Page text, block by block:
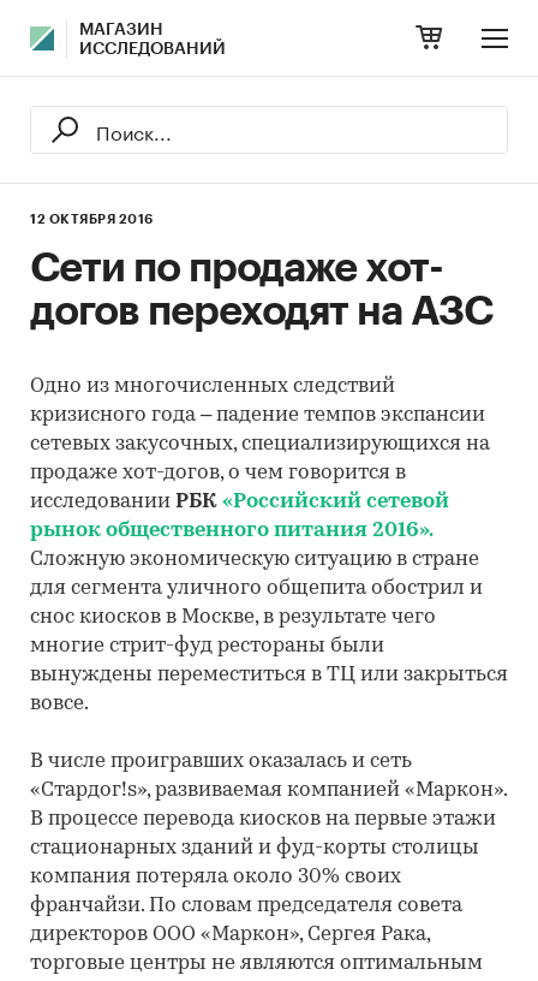
МАГАЗИН
ИССЛЕДОВАНИЙ
12 ОКТЯБРЯ 2016
Сети по продаже хот-
догов переходят на АЗС
Одно из многочисленных следствий
кризисного года – падение темпов экспансии
сетевых закусочных, специализирующихся на
продаже хот-догов, о чем говорится в
исследовании РБК «Российский сетевой
рынок общественного питания 2016».
Сложную экономическую ситуацию в стране
для сегмента уличного общепита обострил и
снос киосков в Москве, в результате чего
многие стрит-фуд рестораны были
вынуждены переместиться в ТЦ или закрыться
вовсе.
В числе проигравших оказалась и сеть
«Стардог!s», развиваемая компанией «Маркон».
В процессе перевода киосков на первые этажи
стационарных зданий и фуд-корты столицы
компания потеряла около 30% своих
франчайзи. По словам председателя совета
директоров ООО «Маркон», Сергея Рака,
торговые центры не являются оптимальным